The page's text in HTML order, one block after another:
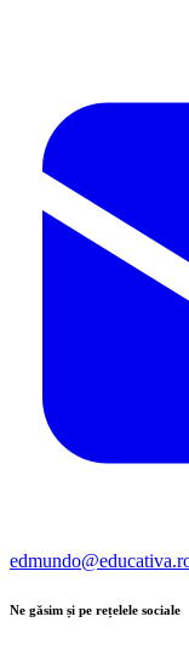
Ne găsim și pe rețelele sociale